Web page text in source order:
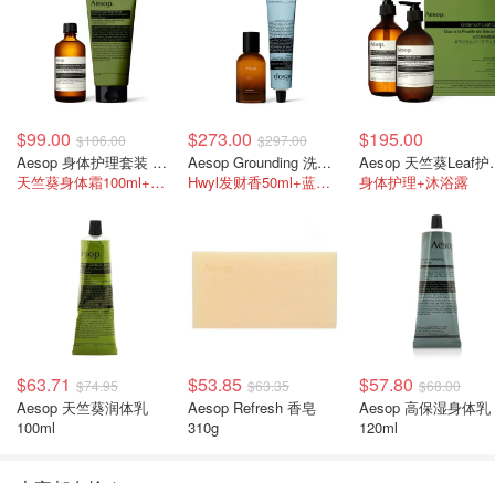
$99.00 $106.00
Aesop 身体护理套装 焕活配方
天竺葵身体霜100ml+磨砂膏180ml
$273.00 $297.00
Aesop Grounding 洗手液与香氛套装
Hwyl发财香50ml+蓝色护手霜
$195.00
身体护理+沐浴露
$63.71 $74.95
Aesop 天竺葵润体乳
100ml
$53.85 $63.35
Aesop Refresh 香皂
310g
$57.80 $68.00
Aesop 高保湿身体乳
120ml